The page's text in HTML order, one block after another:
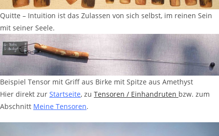
Quitte – Intuition ist das Zulassen von sich selbst, im reinen Sein
mit seiner Seele.
Beispiel Tensor mit Griff aus Birke mit Spitze aus Amethyst
Hier direkt zur Startseite, zu Tensoren / Einhandruten bzw. zum
Abschnitt Meine Tensoren.